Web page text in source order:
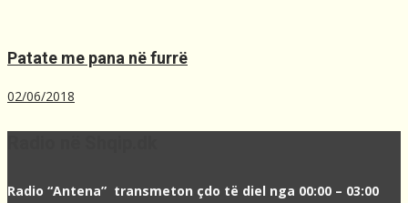
Patate me pana në furrë
02/06/2018
Radio “Antena” transmeton çdo të diel nga 00:00 – 03:00